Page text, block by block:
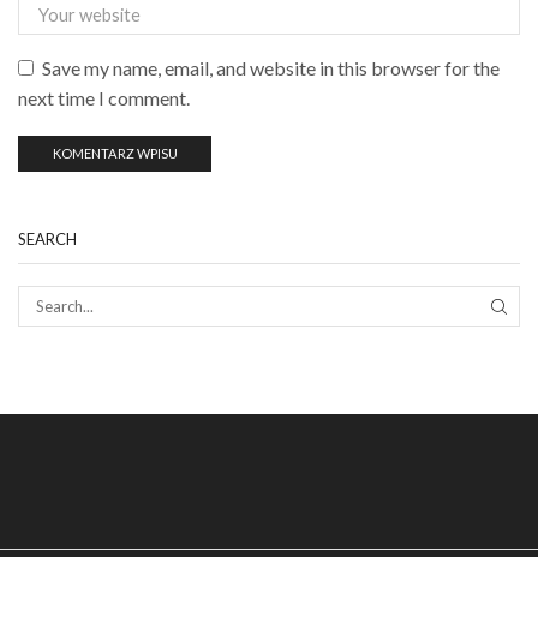
Save my name, email, and website in this browser for the
next time I comment.
SEARCH